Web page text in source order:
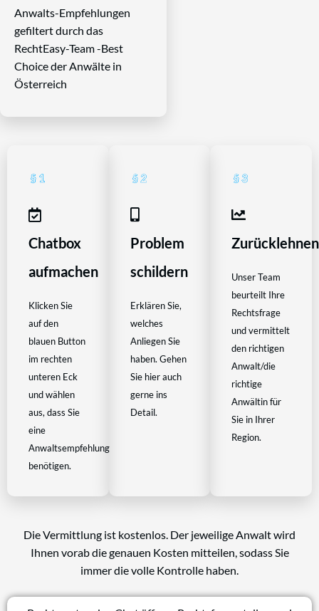
Anwalts-Empfehlungen
gefiltert durch das
RechtEasy-Team -Best
Choice der Anwälte in
Österreich
Chatbox
aufmachen
Klicken Sie
auf den
blauen Button
im rechten
unteren Eck
und wählen
aus, dass Sie
eine
Anwaltsempfehlung
benötigen.
Problem
schildern
Erklären Sie,
welches
Anliegen Sie
haben. Gehen
Sie hier auch
gerne ins
Detail.
Zurücklehnen
Unser Team
beurteilt Ihre
Rechtsfrage
und vermittelt
den richtigen
Anwalt/die
richtige
Anwältin für
Sie in Ihrer
Region.
Die Vermittlung ist kostenlos. Der jeweilige Anwalt wird
Ihnen vorab die genauen Kosten mitteilen, sodass Sie
immer die volle Kontrolle haben.